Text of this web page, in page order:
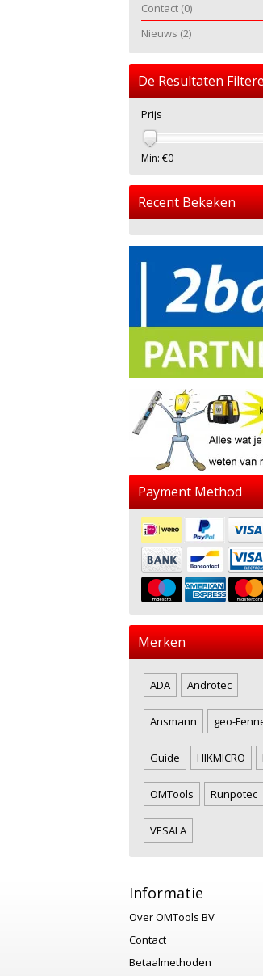
Contact (0)
Nieuws (2)
De Resultaten
Prijs
Min: €0
Recent Bekeken
Payment Method
Merken
ADA Androtec
Ansmann geo-
Guide HIKMICRO
OMTools Runpotec
VESALA
Informatie
Over OMTools BV
Contact
Betaalmethoden